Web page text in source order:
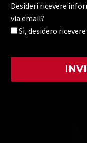
Desideri ricevere
via email?
Sì, desidero